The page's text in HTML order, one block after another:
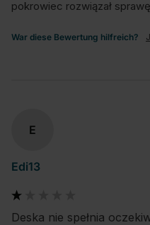
pokrowiec rozwiązał
War diese Bewertung hilfreich?
E
Edi13
Deska nie spełnia